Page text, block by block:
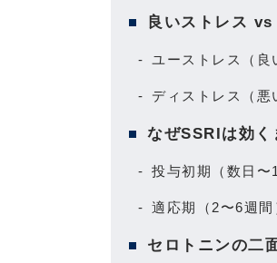
良いストレス vs
ユーストレス（良
ディストレス（悪
なぜSSRIは効く
投与初期（数日〜
適応期（2〜6週
セロトニンの二